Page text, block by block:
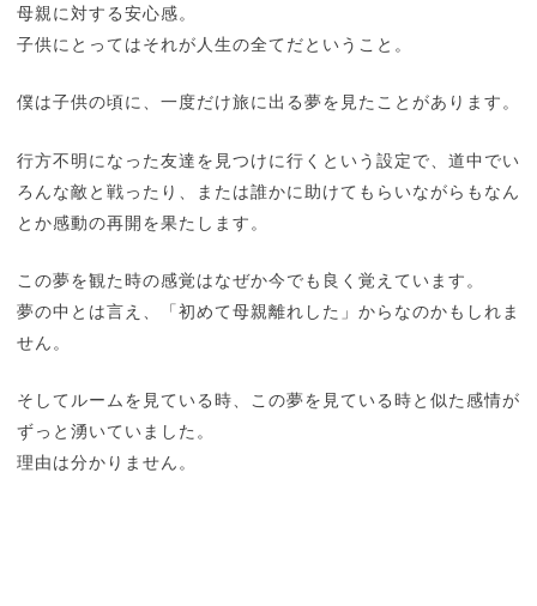
母親に対する安心感。
子供にとってはそれが人生の全てだということ。
僕は子供の頃に、一度だけ旅に出る夢を見たことがあります。
行方不明になった友達を見つけに行くという設定で、道中でい
ろんな敵と戦ったり、または誰かに助けてもらいながらもなん
とか感動の再開を果たします。
この夢を観た時の感覚はなぜか今でも良く覚えています。
夢の中とは言え、「初めて母親離れした」からなのかもしれま
せん。
そしてルームを見ている時、この夢を見ている時と似た感情が
ずっと湧いていました。
理由は分かりません。